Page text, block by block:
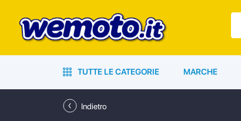
TUTTE LE CATEGORIE MARCHE
Indietro